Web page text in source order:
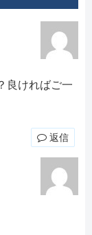
良ければご一
返信